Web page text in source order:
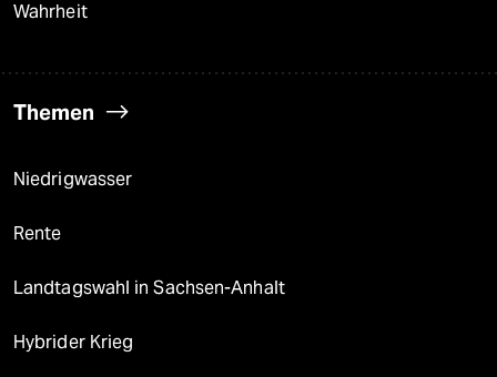
Wahrheit
Themen
Niedrigwasser
Rente
Landtagswahl in Sachsen-Anhalt
Hybrider Krieg